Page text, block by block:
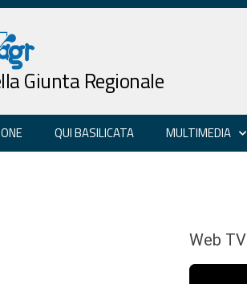
Giunta Regionale
QUI BASILICATA MULTIMEDIA
Web TV